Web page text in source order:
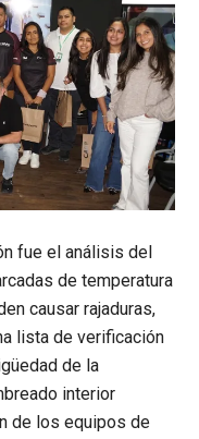
fue el análisis del
de temperatura
causar rajaduras,
lista de verificación
de la
interior
de los equipos de